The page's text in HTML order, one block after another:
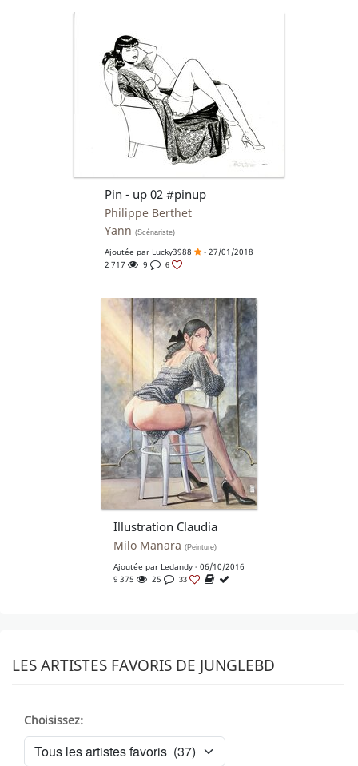
Pin - up 02 #pinup
Philippe Berthet
Yann (Scénariste)
Ajoutée par Lucky3988
- 27/01/2018
2 717
9 6
Illustration Claudia
Milo Manara (Peinture)
Ajoutée par Ledandy - 06/10/2016
9 375
25 33
LES ARTISTES FAVORIS DE JUNGLEBD
Choisissez: